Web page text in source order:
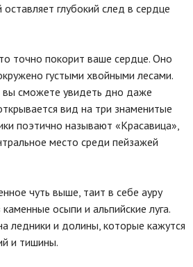
глубокий след в сердце
точно покорит ваше сердце. Оно
густыми хвойными лесами.
вы сможете увидеть дно даже
вид на три знаменитые
поэтично называют «Красавица»,
место среди пейзажей
чуть выше, таит в себе ауру
осыпи и альпийские луга.
ледники и долины, которые кажутся
и тишины.